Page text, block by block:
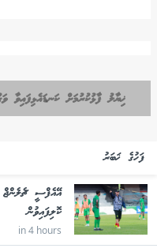
ޚިޔާލު ފާޅުކުރުމަށް ކަނޑައެޅިފައިވާ
ފަހުގެ ޚަބަރު
އޭއެފްސީ
ކޮލިފައިވުން
in 4 hours